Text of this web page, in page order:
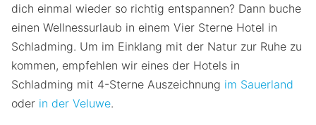
dich einmal wieder so richtig entspannen? Dann buche
einen Wellnessurlaub in einem Vier Sterne Hotel in
Schladming. Um im Einklang mit der Natur zur Ruhe zu
kommen, empfehlen wir eines der Hotels in
Schladming mit 4-Sterne Auszeichnung im Sauerland
oder in der Veluwe.